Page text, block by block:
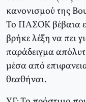
κανονισμού της
Το ΠΑΣΟΚ βέβαια
βρήκε λέξη να πει
παράδειγμα
μέσα από
θεαθήναι.